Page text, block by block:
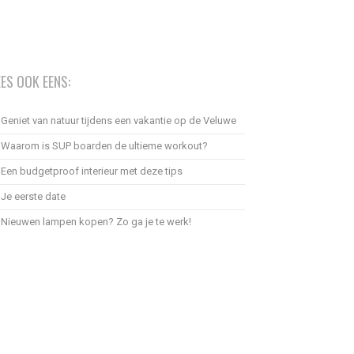
OOK EENS:
Geniet van natuur tijdens een vakantie op de Veluwe
Waarom is SUP boarden de ultieme workout?
Een budgetproof interieur met deze tips
Je eerste date
Nieuwen lampen kopen? Zo ga je te werk!